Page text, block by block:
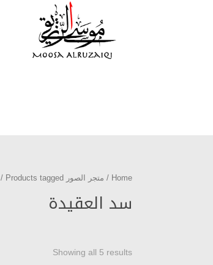
Home
/ متجر الصور photo store / Products tagged “سد العقيدة”
سد العقيدة
Showing all 5 results